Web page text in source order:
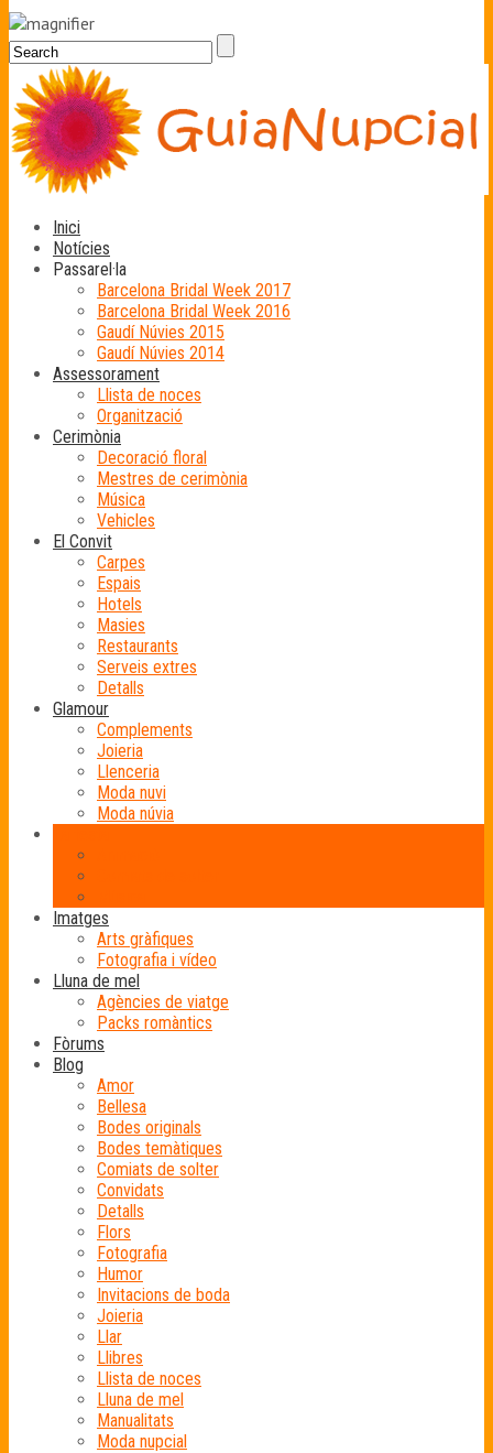
Inici
Notícies
Passarel·la
Barcelona Bridal Week 2017
Barcelona Bridal Week 2016
Gaudí Núvies 2015
Gaudí Núvies 2014
Assessorament
Llista de noces
Organització
Cerimònia
Decoració floral
Mestres de cerimònia
Música
Vehicles
El Convit
Carpes
Espais
Hotels
Masies
Restaurants
Serveis extres
Detalls
Glamour
Complements
Joieria
Llenceria
Moda nuvi
Moda núvia
Imatges
Arts gràfiques
Fotografia i vídeo
Lluna de mel
Agències de viatge
Packs romàntics
Fòrums
Blog
Amor
Bellesa
Bodes originals
Bodes temàtiques
Comiats de solter
Convidats
Detalls
Flors
Fotografia
Humor
Invitacions de boda
Joieria
Llar
Llibres
Llista de noces
Lluna de mel
Manualitats
Moda nupcial